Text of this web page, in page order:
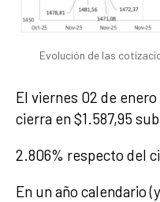
Evolución de las
El viernes 02 de
cierra en $1.587,95
2.806% respecto del
En un año calendario